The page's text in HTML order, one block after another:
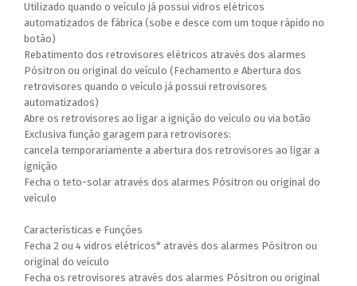
Utilizado quando o veículo já possui vidros elétricos
automatizados de fábrica (sobe e desce com um toque rápido no
botão)
Rebatimento dos retrovisores elétricos através dos alarmes
Pósitron ou original do veículo (Fechamento e Abertura dos
retrovisores quando o veículo já possui retrovisores
automatizados)
Abre os retrovisores ao ligar a ignição do veículo ou via botão
Exclusiva função garagem para retrovisores:
cancela temporariamente a abertura dos retrovisores ao ligar a
ignição
Fecha o teto-solar através dos alarmes Pósitron ou original do
veículo
Características e Funções
Fecha 2 ou 4 vidros elétricos* através dos alarmes Pósitron ou
original do veículo
Fecha os retrovisores através dos alarmes Pósitron ou original